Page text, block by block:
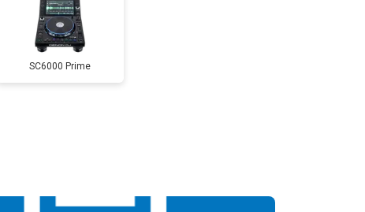
SC6000 Prime